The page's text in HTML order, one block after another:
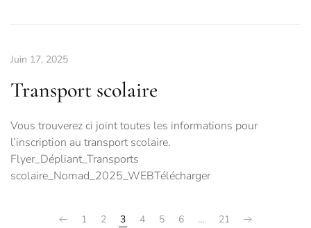
Juin 17, 2025
Transport scolaire
Vous trouverez ci joint toutes les informations pour
l’inscription au transport scolaire.
Flyer_Dépliant_Transports
scolaire_Nomad_2025_WEBTélécharger
1 2 3 4 5 6 … 21